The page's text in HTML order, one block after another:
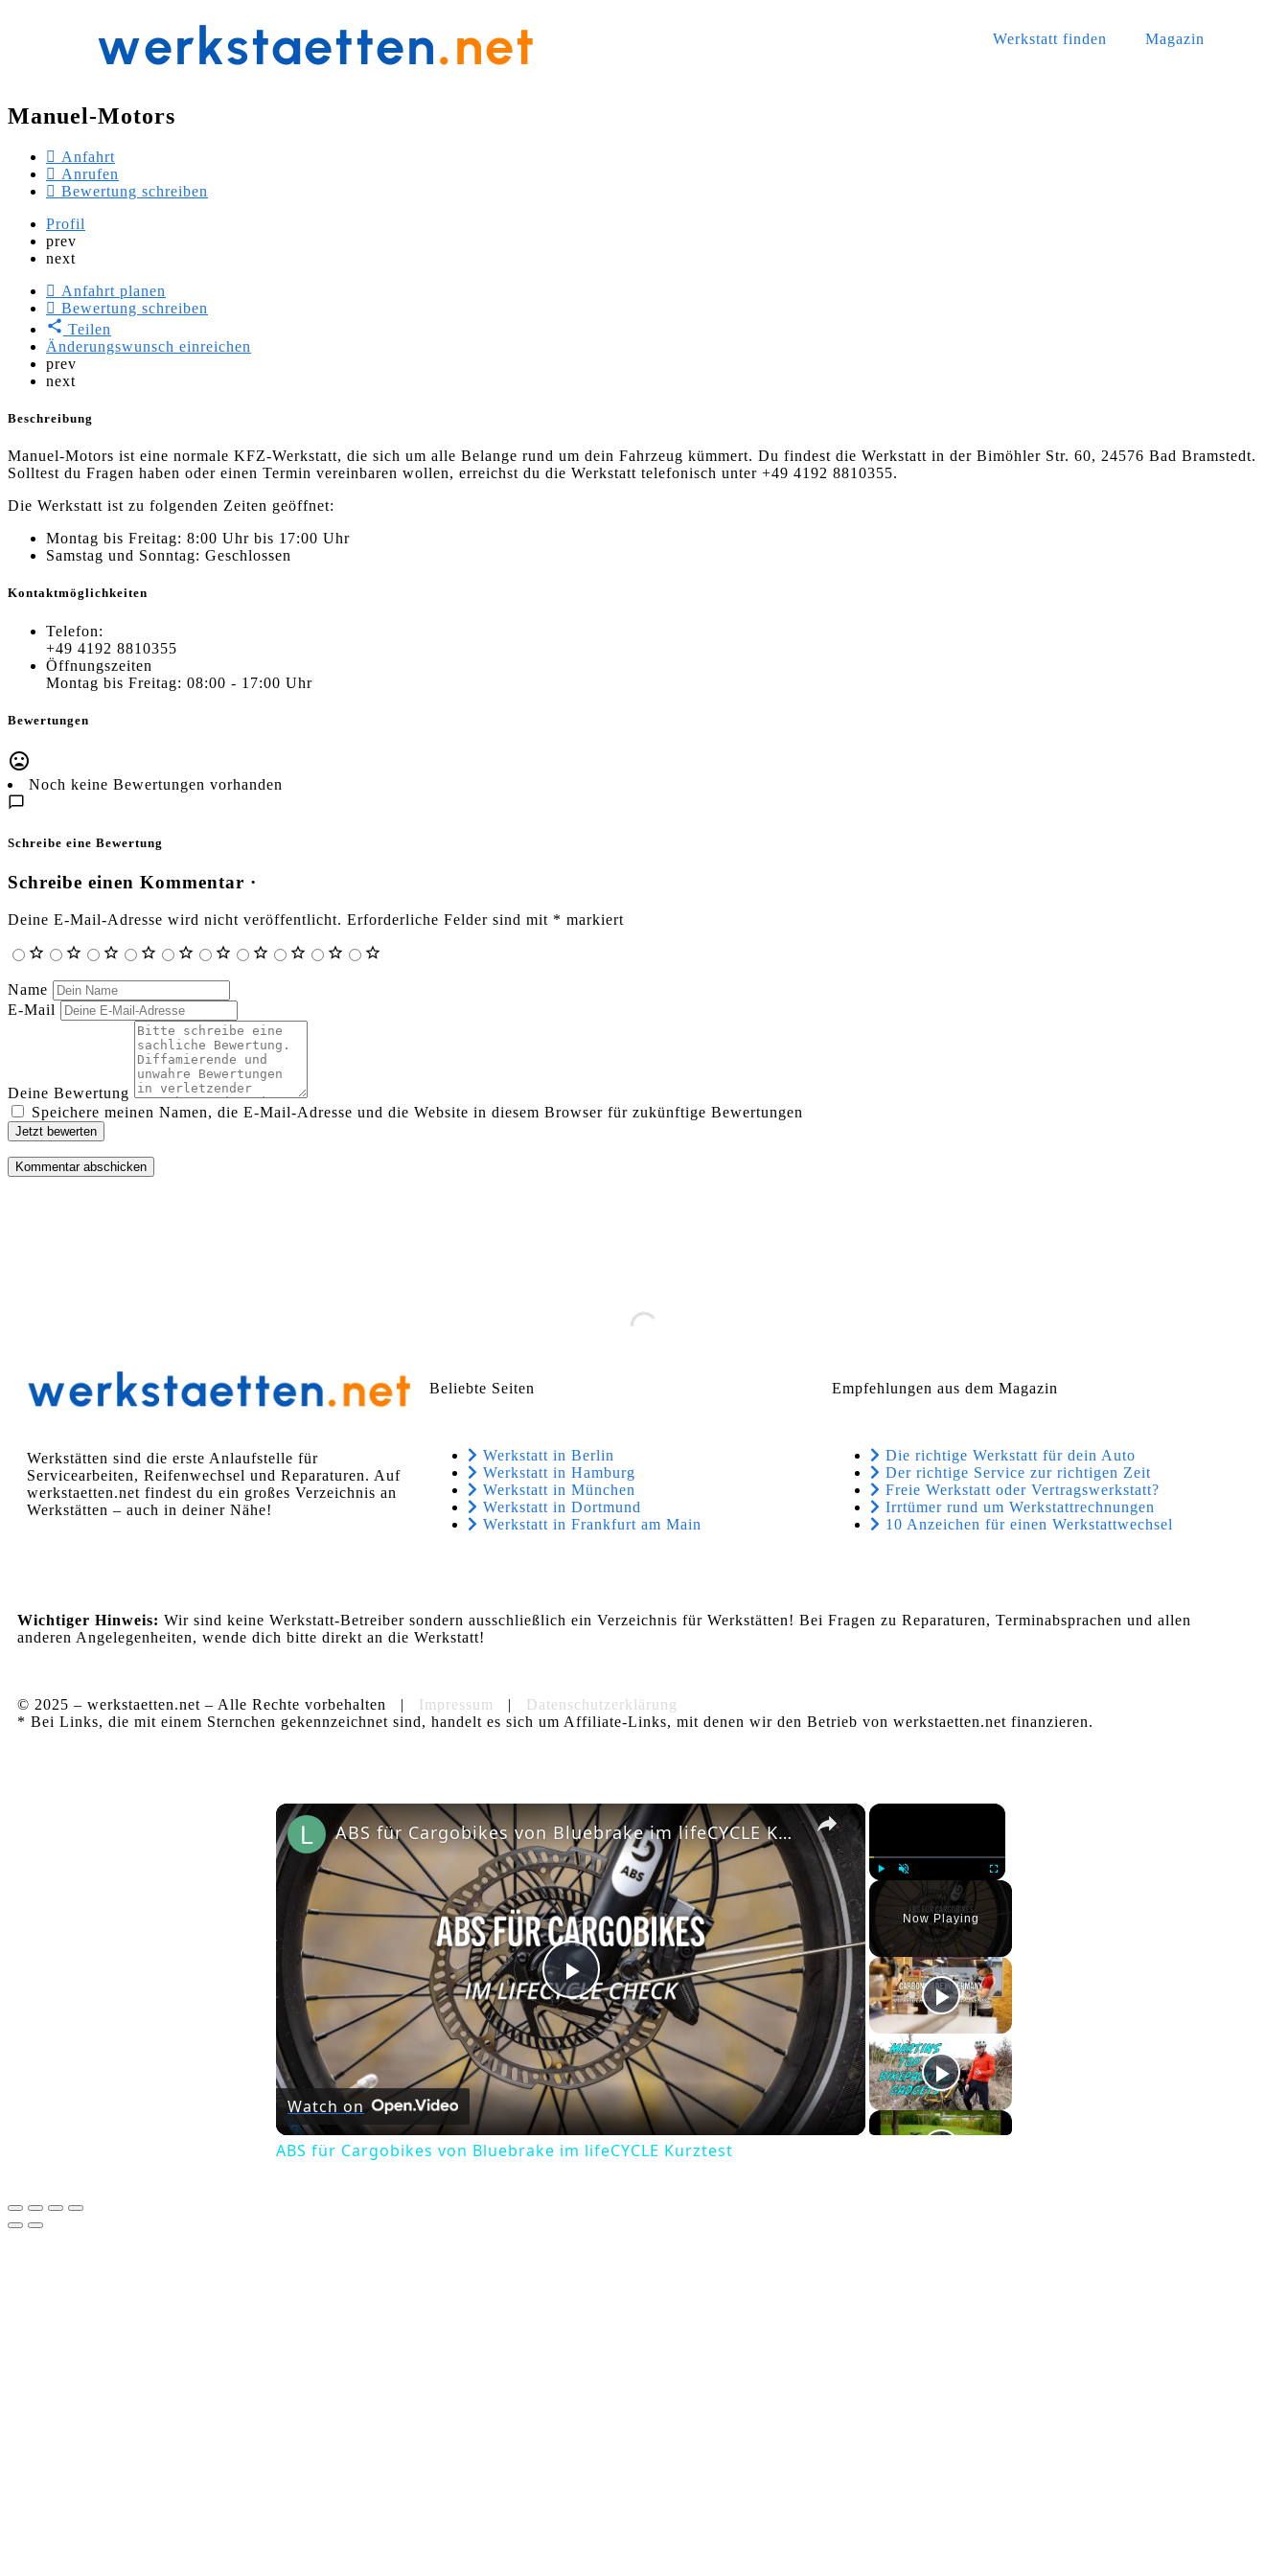
Werkstatt finden Magazin
Manuel-Motors
Anfahrt
Anrufen
Bewertung schreiben
Profil
prev
next
Anfahrt planen
Bewertung schreiben
Teilen
Änderungswunsch einreichen
prev
next
Beschreibung
Manuel-Motors ist eine normale KFZ-Werkstatt, die sich um alle Belange rund um dein Fahrzeug kümmert. Du findest die Werkstatt in der Bimöhler Str. 60, 24576 Bad Bramstedt.
Solltest du Fragen haben oder einen Termin vereinbaren wollen, erreichst du die Werkstatt telefonisch unter +49 4192 8810355.
Die Werkstatt ist zu folgenden Zeiten geöffnet:
Montag bis Freitag: 8:00 Uhr bis 17:00 Uhr
Samstag und Sonntag: Geschlossen
Kontaktmöglichkeiten
Telefon:
+49 4192 8810355
Öffnungszeiten
Montag bis Freitag: 08:00 - 17:00 Uhr
Bewertungen
Noch keine Bewertungen vorhanden
Schreibe eine Bewertung
Schreibe einen Kommentar ·
Deine E-Mail-Adresse wird nicht veröffentlicht. Erforderliche Felder sind mit * markiert
Name
E-Mail
Deine Bewertung
Speichere meinen Namen, die E-Mail-Adresse und die Website in diesem Browser für zukünftige Bewertungen
Jetzt bewerten
Werkstätten sind die erste Anlaufstelle für
Servicearbeiten, Reifenwechsel und Reparaturen. Auf
werkstaetten.net findest du ein großes Verzeichnis an
Werkstätten – auch in deiner Nähe!
Beliebte Seiten
Werkstatt in Berlin
Werkstatt in Hamburg
Werkstatt in München
Werkstatt in Dortmund
Werkstatt in Frankfurt am Main
Empfehlungen aus dem Magazin
Die richtige Werkstatt für dein Auto
Der richtige Service zur richtigen Zeit
Freie Werkstatt oder Vertragswerkstatt?
Irrtümer rund um Werkstattrechnungen
10 Anzeichen für einen Werkstattwechsel
Wichtiger Hinweis: Wir sind keine Werkstatt-Betreiber sondern ausschließlich ein Verzeichnis für Werkstätten! Bei Fragen zu Reparaturen, Terminabsprachen und allen
anderen Angelegenheiten, wende dich bitte direkt an die Werkstatt!
© 2025 – werkstaetten.net – Alle Rechte vorbehalten | Impressum | Datenschutzerklärung
* Bei Links, die mit einem Sternchen gekennzeichnet sind, handelt es sich um Affiliate-Links, mit denen wir den Betrieb von werkstaetten.net finanzieren.
×
Play Fullscreen
Now Playing
×
Play
Video
ABS für Cargobikes von Bluebrake im lifeCYCLE Kurztest
Watch on
ABS für Cargobikes von Bluebrake im lifeCYCLE Kurztest